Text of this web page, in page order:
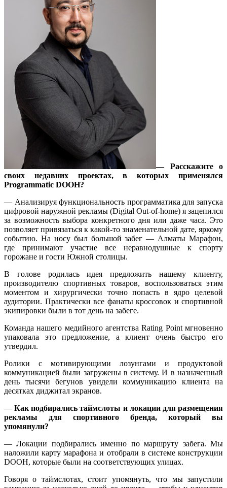
— Расскажите о
своих недавних проектах, в которых применялся
Programmatic DOOH?
— Анализируя функциональность программатика для запуска
цифровой наружной рекламы (Digital Out-of-home) я зацепился
за возможность выбора конкретного дня или даже часа. Это
позволяет привязаться к какой-то знаменательной дате, яркому
событию. На носу был большой забег — Алматы Марафон,
где принимают участие все неравнодушные к спорту
горожане и гости Южной столицы.
В голове родилась идея предложить нашему клиенту,
производителю спортивных товаров, воспользоваться этим
моментом и хирургически точно попасть в ядро целевой
аудитории. Практически все фанаты кроссовок и спортивной
экипировки были в тот день на забеге.
Команда нашего медийного агентства Rating Point мгновенно
упаковала это предложение, а клиент очень быстро его
утвердил.
Ролики с мотивирующими лозунгами и продуктовой
коммуникацией были загружены в систему. И в назначенный
день тысячи бегунов увидели коммуникацию клиента на
десятках диджитал экранов.
—Как подбирались таймслоты и локации для размещения
рекламы для спортивного бренда, который вы
упомянули?
— Локации подбирались именно по маршруту забега. Мы
наложили карту марафона и отобрали в системе конструкции
DOOH, которые были на соответствующих улицах.
Говоря о таймслотах, стоит упомянуть, что мы запустили